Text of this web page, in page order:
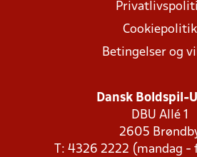
Cookiepolitik
Betingelser og
Dansk Boldspil-
DBU Allé 1
2605
T: 4326 2222 (mandag -